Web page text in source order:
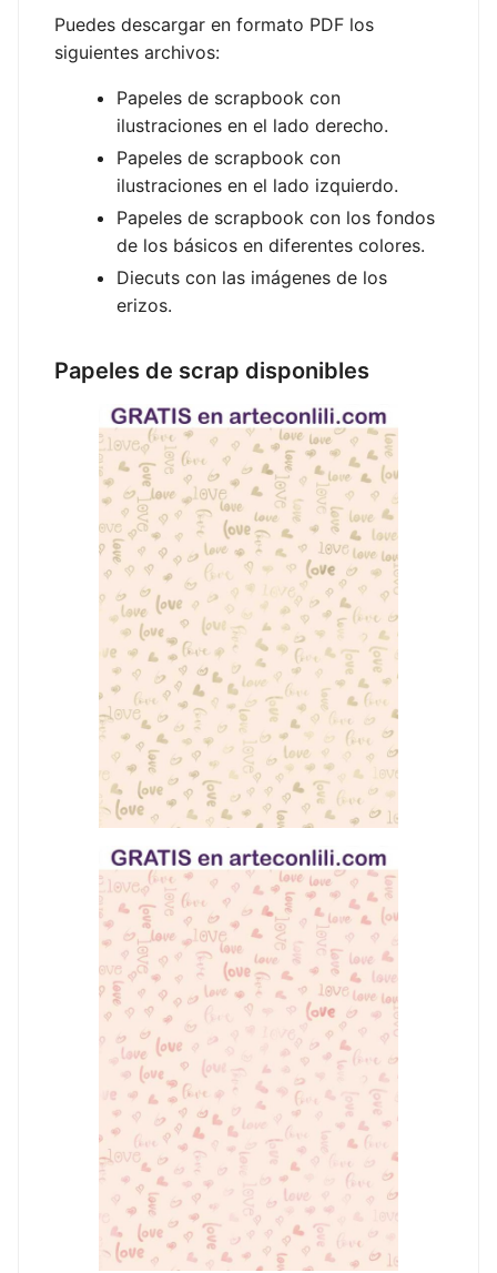
Puedes descargar en formato PDF los
siguientes archivos:
Papeles de scrapbook con
ilustraciones en el lado derecho.
Papeles de scrapbook con
ilustraciones en el lado izquierdo.
Papeles de scrapbook con los fondos
de los básicos en diferentes colores.
Diecuts con las imágenes de los
erizos.
Papeles de scrap disponibles